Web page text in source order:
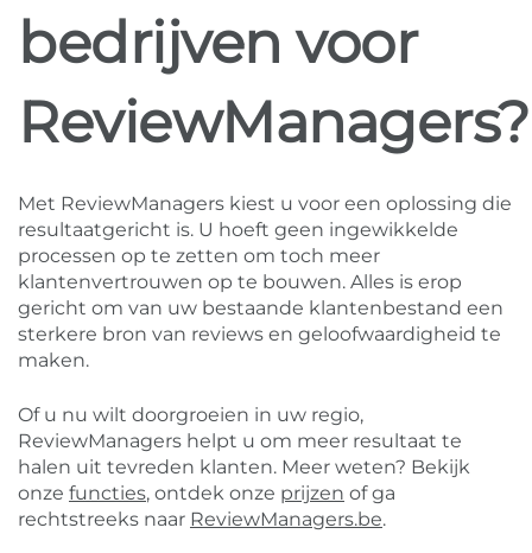
bedrijven voor
ReviewManagers?
Met ReviewManagers kiest u voor een oplossing die
resultaatgericht is. U hoeft geen ingewikkelde
processen op te zetten om toch meer
klantenvertrouwen op te bouwen. Alles is erop
gericht om van uw bestaande klantenbestand een
sterkere bron van reviews en geloofwaardigheid te
maken.
Of u nu wilt doorgroeien in uw regio,
ReviewManagers helpt u om meer resultaat te
halen uit tevreden klanten. Meer weten? Bekijk
onze functies, ontdek onze prijzen of ga
rechtstreeks naar ReviewManagers.be.